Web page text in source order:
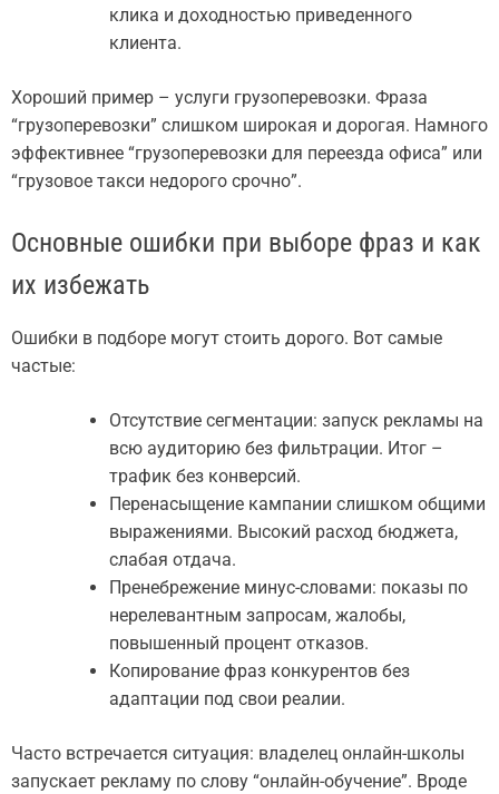
клика и доходностью приведенного
клиента.
Хороший пример – услуги грузоперевозки. Фраза
“грузоперевозки” слишком широкая и дорогая. Намного
эффективнее “грузоперевозки для переезда офиса” или
“грузовое такси недорого срочно”.
Основные ошибки при выборе фраз и как
их избежать
Ошибки в подборе могут стоить дорого. Вот самые
частые:
Отсутствие сегментации: запуск рекламы на
всю аудиторию без фильтрации. Итог –
трафик без конверсий.
Перенасыщение кампании слишком общими
выражениями. Высокий расход бюджета,
слабая отдача.
Пренебрежение минус-словами: показы по
нерелевантным запросам, жалобы,
повышенный процент отказов.
Копирование фраз конкурентов без
адаптации под свои реалии.
Часто встречается ситуация: владелец онлайн-школы
запускает рекламу по слову “онлайн-обучение”. Вроде